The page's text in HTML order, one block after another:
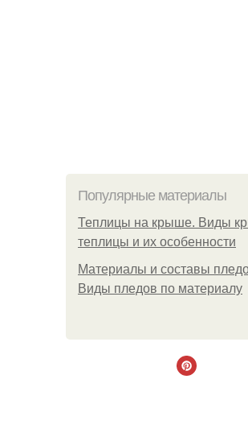
Популярные материалы
Теплицы на крыше. Виды
теплицы и их особенности
Материалы и составы
Виды пледов по материалу